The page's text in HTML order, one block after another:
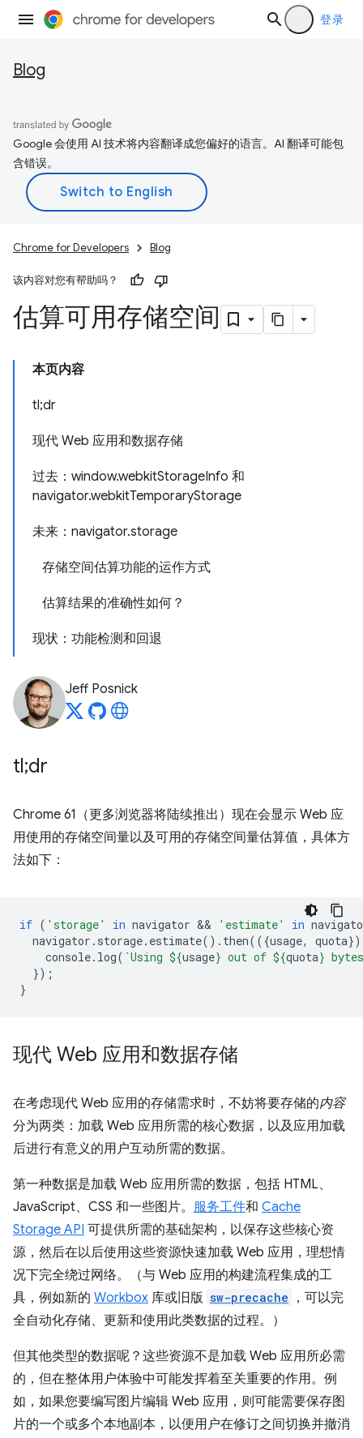
登录
Blog
Google 会使用 AI 技术将内容翻译成您偏好的语言。AI 翻译可能包
含错误。
Chrome for Developers Blog
该内容对您有帮助吗？
估算可用存储空间
本页内容
tl;dr
现代 Web 应用和数据存储
过去：window.webkitStorageInfo 和
navigator.webkitTemporaryStorage
未来：navigator.storage
存储空间估算功能的运作方式
估算结果的准确性如何？
现状：功能检测和回退
Jeff Posnick
tl;dr
Chrome 61（更多浏览器将陆续推出）现在会显示 Web 应
用使用的存储空间量以及可用的存储空间量估算值，具体方
法如下：
if ( 'storage' in navigator && 'estimate' in
navigator . storage. estimate(). then(({usage, quota})
console. log( `Using ${usage} out of ${quota}
});
}
现代 Web 应用和数据存储
在考虑现代 Web 应用的存储需求时，不妨将要存储的内容
分为两类：加载 Web 应用所需的核心数据，以及应用加载
后进行有意义的用户互动所需的数据。
第一种数据是加载 Web 应用所需的数据，包括 HTML、
JavaScript、CSS 和一些图片。 服务工件和 Cache
Storage API 可提供所需的基础架构，以保存这些核心资
源，然后在以后使用这些资源快速加载 Web 应用，理想情
况下完全绕过网络。（与 Web 应用的构建流程集成的工
具，例如新的 Workbox 库或旧版 sw-precache
，可以完
全自动化存储、更新和使用此类数据的过程。）
但其他类型的数据呢？这些资源不是加载 Web 应用所必需
的，但在整体用户体验中可能发挥着至关重要的作用。例
如，如果您要编写图片编辑 Web 应用，则可能需要保存图
片的一个或多个本地副本，以便用户在修订之间切换并撤消